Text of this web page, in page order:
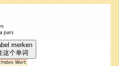
merken
这个单词